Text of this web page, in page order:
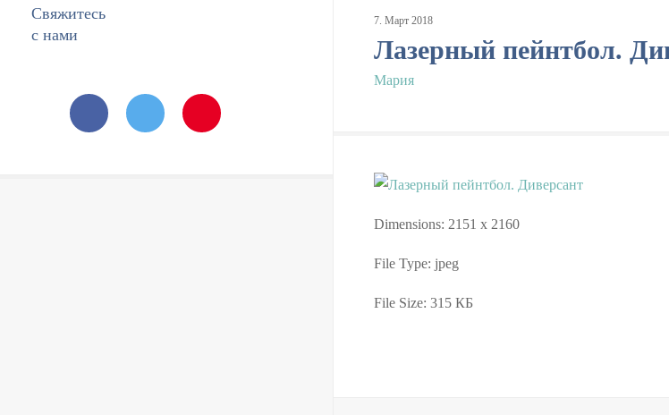
7. Март 2018
Лазерный пейнтбол.
Мария
Свяжитесь
с нами
Dimensions: 2151 x 2160
File Type: jpeg
File Size: 315 КБ